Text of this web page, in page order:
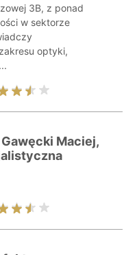
3B, z ponad
w sektorze
optyki,
Gawęcki Maciej,